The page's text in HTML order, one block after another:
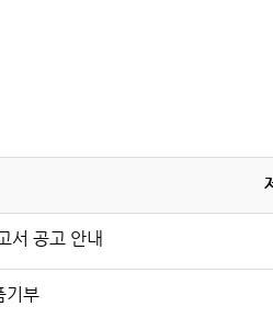
서 공고 안내
기부